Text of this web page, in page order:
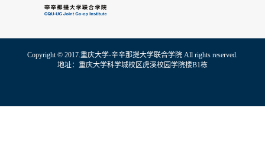
Copyright © 2017.重庆大学-辛辛那提大学联合学院 All rights reserved.
地址：重庆大学科学城校区虎溪校园学院楼B1栋